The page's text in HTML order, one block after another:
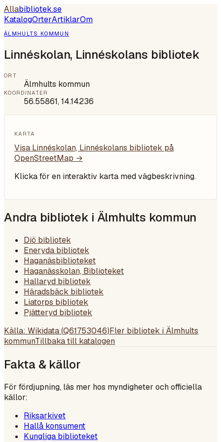
Allabibliotek.se
KatalogOrterArtiklarOm
ÄLMHULTS KOMMUN
Linnéskolan, Linnéskolans bibliotek
ORT
Älmhults kommun
KOORDINATER
56.55861,14.14236
KARTA
Visa Linnéskolan, Linnéskolans bibliotek på
OpenStreetMap →
Klicka för en interaktiv karta med vägbeskrivning.
Andra bibliotek i Älmhults kommun
Diö bibliotek
Eneryda bibliotek
Haganäsbiblioteket
Haganässkolan, Biblioteket
Hallaryd bibliotek
Häradsbäck bibliotek
Liatorps bibliotek
Pjätteryd bibliotek
Källa: Wikidata (Q61753046)Fler bibliotek i Älmhults
kommunTillbaka till katalogen
Fakta & källor
För fördjupning, läs mer hos myndigheter och officiella
källor:
Riksarkivet
Hallå konsument
Kungliga biblioteket